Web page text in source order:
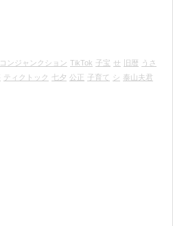
ンジャンクション TikTok 子宝 せ 旧暦
うさ
ティクトック 七夕 公正 子育て シ 泰山夫君